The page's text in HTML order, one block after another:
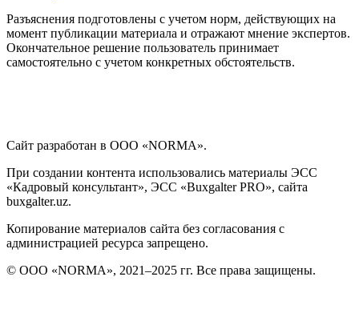
Разъяснения подготовлены с учетом норм, действующих на
момент публикации материала и отражают мнение экспертов.
Окончательное решение пользователь принимает
самостоятельно с учетом конкретных обстоятельств.
Сайт разработан в ООО «NORMA».
При создании контента использовались материалы ЭСС
«Кадровый консультант», ЭСС «Buxgalter PRO», сайта
buxgalter.uz.
Копирование материалов сайта без согласования с
администрацией ресурса запрещено.
© ООО «NORMA», 2021–2025 гг. Все права защищены.